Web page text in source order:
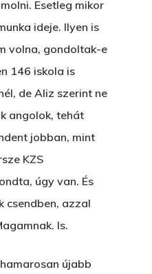
Esetleg mikor
ideje. Ilyen is
volna, gondoltak-e
146 iskola is
de Aliz szerint ne
angolok, tehát
jobban, mint
KZS
úgy van. És
csendben, azzal
Is.
újabb